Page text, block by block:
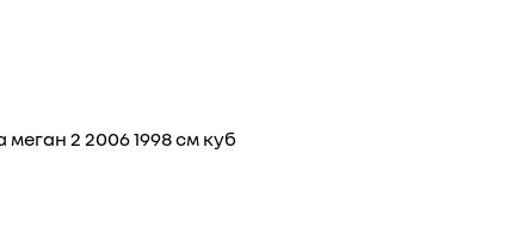
2 2006 1998 см куб